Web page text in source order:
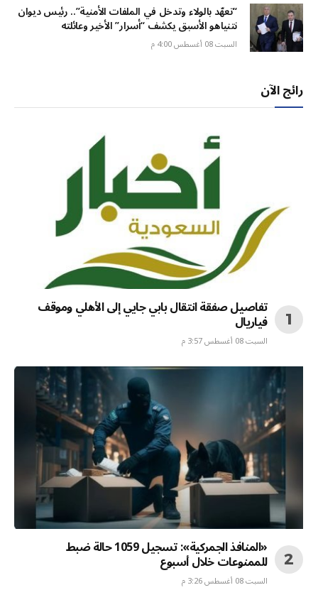
“تعهّد بالولاء وتدخل في الملفات الأمنية”.. رئيس ديوان
نتنياهو الأسبق يكشف “أسرار” الأخير وعائلته
السبت 08 أغسطس 4:00 م
رائج الآن
تفاصيل صفقة انتقال بابي جايي إلى الأهلي وموقف
فياريال
السبت 08 أغسطس 3:57 م
«المنافذ الجمركية»: تسجيل 1059 حالة ضبط
للممنوعات خلال أسبوع
السبت 08 أغسطس 3:26 م